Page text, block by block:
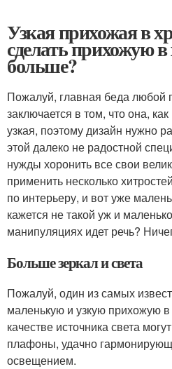
Узкая прихожая в
сделать прихожую
больше?
Пожалуй, главная беда любой
заключается в том, что она,
узкая, поэтому дизайн нужно
этой далеко не радостной
нужды хоронить все свои
применить несколько
по интерьеру, и вот уже
кажется не такой уж и
манипуляциях идет речь?
Больше зеркал и света
Пожалуй, один из самых
маленькую и узкую прихожую
качестве источника света
плафоны, удачно
освещением.